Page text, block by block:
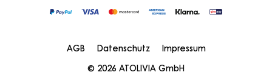
AGB Datenschutz
Impressum
© 2026 ATOLIVIA GmbH